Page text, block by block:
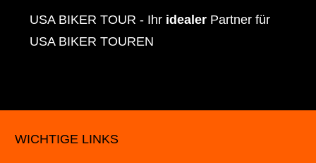
USA BIKER TOUR - Ihr idealer Partner für
USA BIKER TOUREN
WICHTIGE LINKS